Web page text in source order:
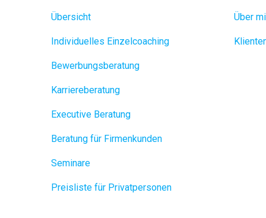
Übersicht
Individuelles Einzelcoaching
Bewerbungsberatung
Karriereberatung
Executive Beratung
Beratung für Firmenkunden
Seminare
Preisliste für Privatpersonen
Über